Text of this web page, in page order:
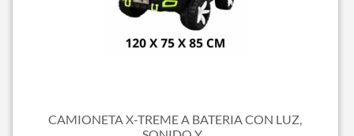
CAMIONETA X-TREME A BATERIA CON LUZ,